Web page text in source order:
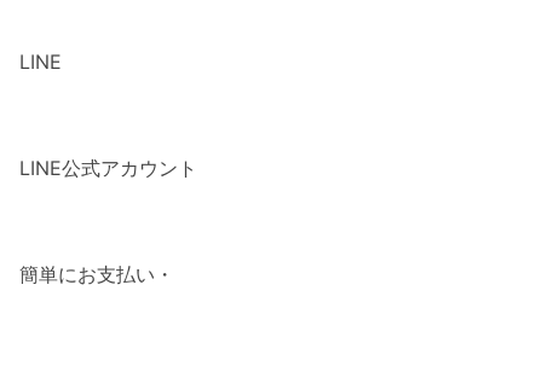
LINE
LINE公式アカウント
簡単にお支払い・